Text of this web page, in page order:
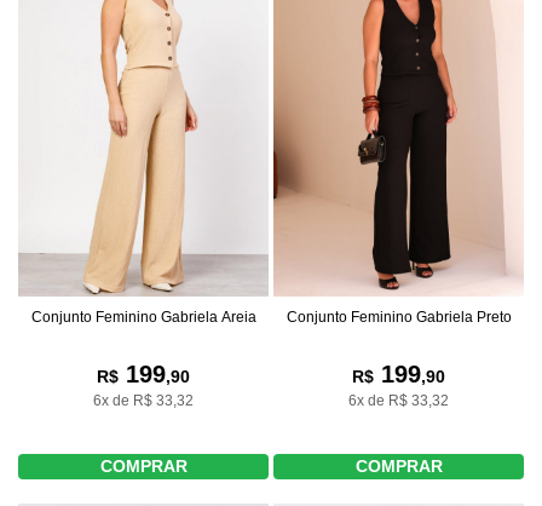
Conjunto Feminino Gabriela Areia
R$ 199,90
6x de R$ 33,32
COMPRAR
Conjunto Feminino Gabriela Preto
R$ 199,90
6x de R$ 33,32
COMPRAR